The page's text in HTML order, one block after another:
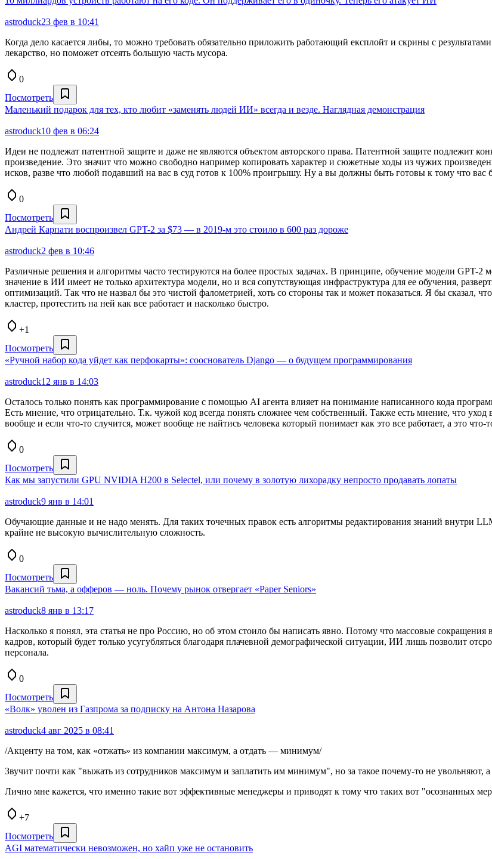
astroduck23 фев в 10:41
Когда дело касается либы, то можно требовать обязательно приложить работающий експлойт и скрины с
лекарство, но поможет отсеять большую часть мусора.
0
Посмотреть
Маленький подарок для тех, кто любит «заменять людей ИИ» всегда и везде. Наглядная демонстрация
astroduck10 фев в 06:24
Идеи не подлежат патентной защите и даже не являются объектом авторского права. Патентной защите подлежит
произведение. Это значит что можно свободно например копировать характер и сюжетные ходы из чужих
исков, разве что любой подавший на вас в суд готов к 100% проигрышу. Ну а вы должны быть готовы к тому что вас
0
Посмотреть
Андрей Карпати воспроизвел GPT-2 за $73 — в 2019-м это стоило в 600 раз дороже
astroduck2 фев в 10:46
Различные решения и алгоритмы часто тестируются на более простых задачах. В принципе, обучение модели GPT-2
значение в ИИ имеет не только архитектура модели, но и вся сопутствующая инфраструктура для ее обучения,
оптимизаций. Так что не назвал бы это чистой фалометрией, хоть со стороны так и может показаться. Я бы сказал,
кластер, протестить на ней как все работает и насколько быстро.
+1
Посмотреть
«Ручной набор кода уйдет как перфокарты»: сооснователь Django — о будущем программирования
astroduck12 янв в 14:03
Осталось только понять как программирование с помощью AI агента влияет на понимание написанного кода
Есть мнение, что отрицательно. Т.к. чужой код всегда понять сложнее чем собственный. Также есть мнение, что уход
вообще и если что-то случится, может вообще не найтись человека который понимает как это все работает, а это что-
0
Посмотреть
Как мы запустили GPU NVIDIA H200 в Selectel, или почему в золотую лихорадку непросто продавать лопаты
astroduck9 янв в 14:01
Обучающие данные и не надо менять. Для таких точечных правок есть алгоритмы редактирования знаний
крайне не высокую вычислительную сложность.
0
Посмотреть
Вакансий тьма, а офферов — ноль. Почему рынок отвергает «Paper Seniors»
astroduck8 янв в 13:17
Насколько я понял, эта статья не про Россию, но об этом стоило бы написать явно. Потому что массовые
кадров, который будет только усугубляться благодаря плачевной демографической ситуации, ИИ лишь позволит
персонала.
0
Посмотреть
«Волк» уволен из Газпрома за подписку на Антона Назарова
astroduck4 авг 2025 в 08:41
/Акценту на том, как «отжать» из компании максимум, а отдать — минимум/
Звучит почти как "выжать из сотрудников максимум и заплатить им минимум", но за такое почему-то не
Лично мне кажется, что именно такие вот эффективные менеджеры и приводят к тому что таких вот "осознанных
+7
Посмотреть
AGI математически невозможен, но хайп уже не остановить